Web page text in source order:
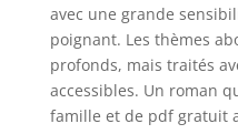
avec une grande
poignant. Les thèmes
profonds, mais traités
accessibles. Un roman
famille et de pdf gratuit